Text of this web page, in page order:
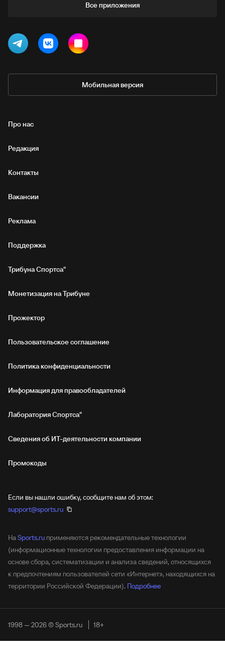
Все приложения
Мобильная версия
Про нас
Редакция
Контакты
Вакансии
Реклама
Поддержка
Трибуна Спортса"
Монетизация на Трибуне
Прожектор
Пользовательское соглашение
Политика конфиденциальности
Информация для правообладателей
Лаборатория Спортса"
Сведения об ИТ‑деятельности компании
Промокоды
Если вы нашли ошибку, сообщите нам об этом:
support@sports.ru
НаSports.ru применяются рекомендательные технологии
(информационные технологии предоставления информации на
основе сбора, систематизации и анализа сведений, относящихся
к предпочтениям пользователей сети «Интернет», находящихся на
территории Российской Федерации). Подробнее
1998 — 2026 © Sports.ru 18+